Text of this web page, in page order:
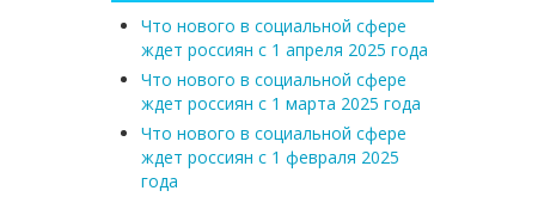
Что нового в социальной сфере
ждет россиян с 1 апреля 2025 года
Что нового в социальной сфере
ждет россиян с 1 марта 2025 года
Что нового в социальной сфере
ждет россиян с 1 февраля 2025
года